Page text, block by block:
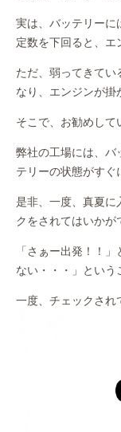
実は、バッテリーに
定数を下回ると、エ
ただ、弱ってきてい
なり、エンジンが掛
そこで、お勧めして
弊社の工場には、バ
テリーの状態がすぐ
是非、一度、真夏に
クをされてはいかが
「さぁー出発！！
ない・・・」という
一度、チェックされ